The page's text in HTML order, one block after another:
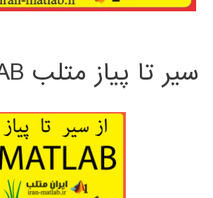
سیر تا پیاز متلب MATLAB